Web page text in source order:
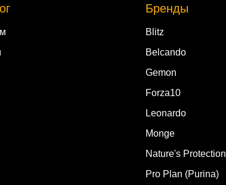
Бренды
Blitz
Belcando
Gemon
Forza10
Leonardo
Monge
Nature's Protection
Pro Plan (Purina)